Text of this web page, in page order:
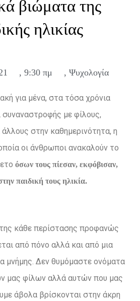
βιώματα της
ηλικίας
, 9:30 πμ , Ψυχολογία
για μένα, στα τόσα χρόνια
συναναστροφής με φίλους,
στην καθημερινότητα, η
οι άνθρωποι ανακαλούν το
όσων τους πίεσαν, εκφόβισαν,
παιδική τους ηλικία.
κάθε περίστασης προφανώς
από πόνο αλλά και από μια
μνήμης. Δεν θυμόμαστε ονόματα
μας φίλων αλλά αυτών που μας
άβολα βρίσκονται στην άκρη